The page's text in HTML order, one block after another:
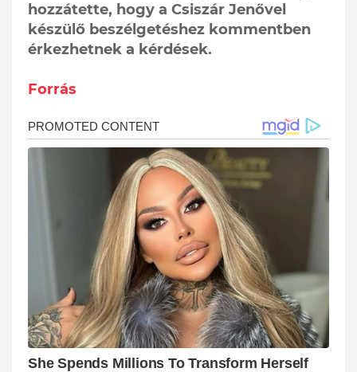
hozzátette, hogy a Csiszár Jenővel
készülő beszélgetéshez kommentben
érkezhetnek a kérdések.
Forrás